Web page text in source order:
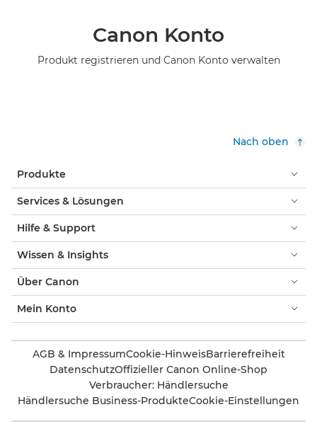
Canon Konto
Produkt registrieren und Canon Konto verwalten
Nach oben
Produkte
Services & Lösungen
Hilfe & Support
Wissen & Insights
Über Canon
Mein Konto
AGB & ImpressumCookie-HinweisBarrierefreiheit
DatenschutzOffizieller Canon Online-Shop
Verbraucher: Händlersuche
Händlersuche Business-ProdukteCookie-Einstellungen